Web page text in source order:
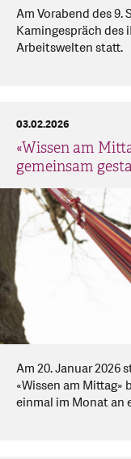
Am Vorabend des 9.
Kamingespräch
Arbeitswelten statt.
«Wissen am
gemeinsam
03.02.2026
Am 20. Januar 2026
«Wissen am Mittag»
einmal im Monat an